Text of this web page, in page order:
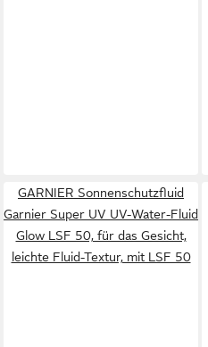
GARNIER Sonnenschutzfluid
Garnier Super UV UV-Water-Fluid
Glow LSF 50, für das Gesicht,
leichte Fluid-Textur, mit LSF 50